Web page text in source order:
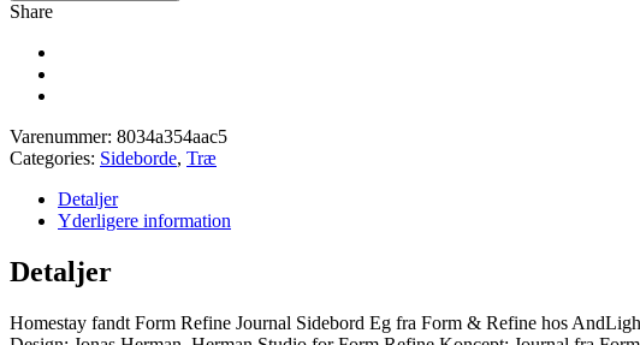
Share
Varenummer: 8034a354aac5
Categories: Sideborde, Træ
Detaljer
Yderligere information
Detaljer
Homestay fandt Form Refine Journal Sidebord Eg fra Form & Refine hos